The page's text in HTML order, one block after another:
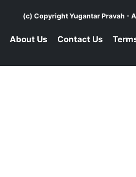
(c) CopyrightYugantar Pravah -
About Us Contact Us